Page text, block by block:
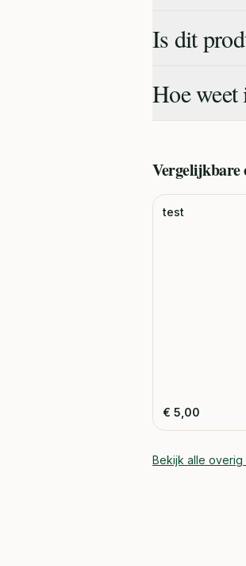
Is dit
Hoe
Vergelijkbare
test
€ 5,00
Bekijk alle overig